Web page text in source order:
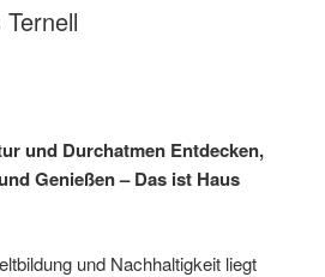
und Durchatmen Entdecken,
Genießen – Das ist Haus
und Nachhaltigkeit liegt